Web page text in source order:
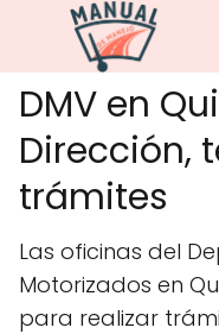
DMV en
Dirección,
trámites
Las oficinas del
Motorizados en
para realizar